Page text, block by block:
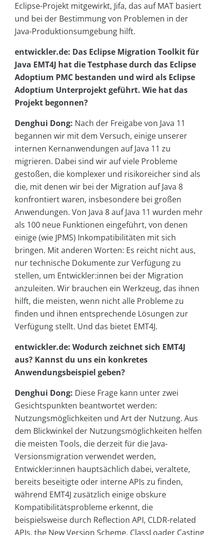
Eclipse-Projekt mitgewirkt, Jifa, das auf MAT basiert
und bei der Bestimmung von Problemen in der
Java-Produktionsumgebung hilft.
entwickler.de: Das Eclipse Migration Toolkit für
Java EMT4J hat die Testphase durch das Eclipse
Adoptium PMC bestanden und wird als Eclipse
Adoptium Unterprojekt geführt. Wie hat das
Projekt begonnen?
Denghui Dong: Nach der Freigabe von Java 11
begannen wir mit dem Versuch, einige unserer
internen Kernanwendungen auf Java 11 zu
migrieren. Dabei sind wir auf viele Probleme
gestoßen, die komplexer und risikoreicher sind als
die, mit denen wir bei der Migration auf Java 8
konfrontiert waren, insbesondere bei großen
Anwendungen. Von Java 8 auf Java 11 wurden mehr
als 100 neue Funktionen eingeführt, von denen
einige (wie JPMS) Inkompatibilitäten mit sich
bringen. Mit anderen Worten: Es reicht nicht aus,
nur technische Dokumente zur Verfügung zu
stellen, um Entwickler:innen bei der Migration
anzuleiten. Wir brauchen ein Werkzeug, das ihnen
hilft, die meisten, wenn nicht alle Probleme zu
finden und ihnen entsprechende Lösungen zur
Verfügung stellt. Und das bietet EMT4J.
entwickler.de: Wodurch zeichnet sich EMT4J
aus? Kannst du uns ein konkretes
Anwendungsbeispiel geben?
Denghui Dong: Diese Frage kann unter zwei
Gesichtspunkten beantwortet werden:
Nutzungsmöglichkeiten und Art der Nutzung. Aus
dem Blickwinkel der Nutzungsmöglichkeiten helfen
die meisten Tools, die derzeit für die Java-
Versionsmigration verwendet werden,
Entwickler:innen hauptsächlich dabei, veraltete,
bereits beseitigte oder interne APIs zu finden,
während EMT4J zusätzlich einige obskure
Kompatibilitätsprobleme erkennt, die
beispielsweise durch Reflection API, CLDR-related
APIs, the New Version Scheme, ClassLoader Casting